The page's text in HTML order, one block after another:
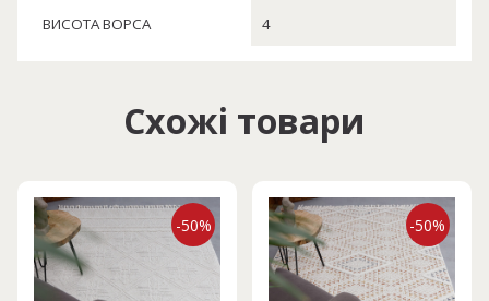
ВИСОТА ВОРСА 4
Схожі товари
-50% -50%